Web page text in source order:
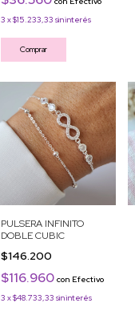
3 x$15.233,33 sin interés
Comprar
PULSERA INFINITO
DOBLE CUBIC
$146.200
$116.960 con Efectivo
3 x$48.733,33 sin interés